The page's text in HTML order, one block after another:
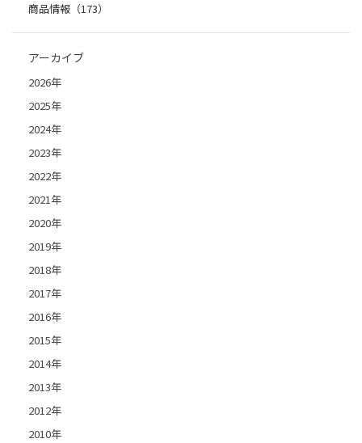
商品情報（173）
アーカイブ
2026年
2025年
2024年
2023年
2022年
2021年
2020年
2019年
2018年
2017年
2016年
2015年
2014年
2013年
2012年
2010年